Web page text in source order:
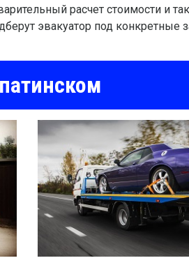
расчет стоимости и
эвакуатор под конкретные